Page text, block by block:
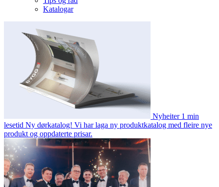
Katalogar
Nyheiter 1 min
lesetid Ny dørkatalog! Vi har laga ny produktkatalog med fleire nye
produkt og oppdaterte prisar.